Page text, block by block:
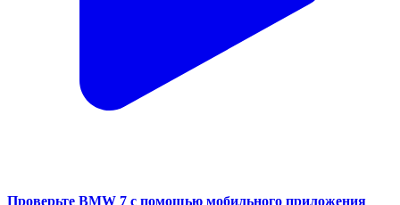
Проверьте BMW 7 с помощью мобильного приложения